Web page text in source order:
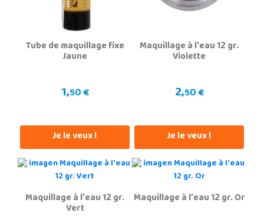
Tube de maquillage fixe
Jaune
1,50 €
Je le veux !
Maquillage à l'eau 12 gr.
Violette
2,50 €
Je le veux !
Maquillage à l'eau 12 gr.
Vert
Maquillage à l'eau 12 gr. Or